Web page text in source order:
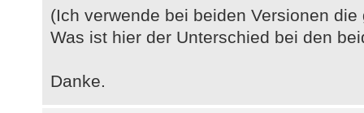
db2.setWhereClause("type=
article_type) or type=
// ==> EXCEPTION HIER:
at
Method)
at
(Ich verwende bei beiden Versionen
Was ist hier der Unterschied bei den
Danke.